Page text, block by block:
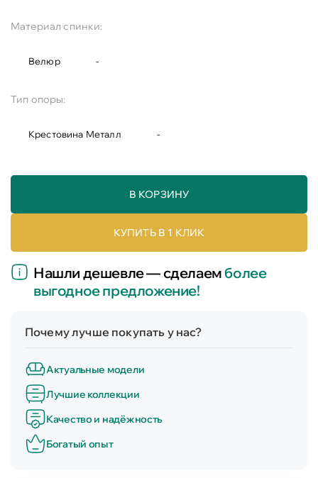
Материал спинки:
Велюр -
Тип опоры:
Крестовина Металл -
В КОРЗИНУ
КУПИТЬ В 1 КЛИК
Нашли дешевле — сделаемболее
выгодное предложение!
Почему лучше покупать у нас?
Актуальные модели
Лучшие коллекции
Качество и надёжность
Богатый опыт